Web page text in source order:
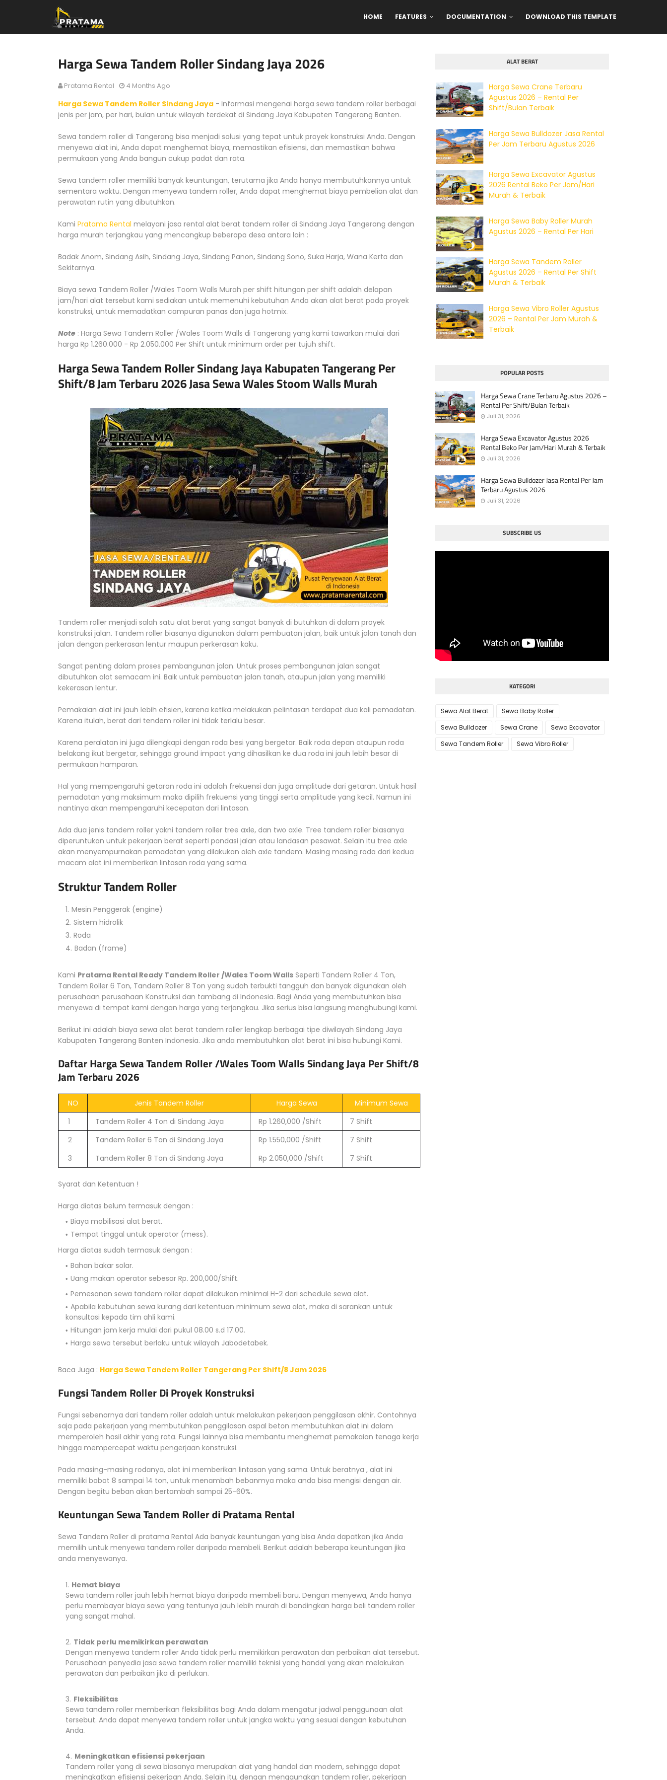
HOME FEATURES DOCUMENTATION DOWNLOAD THIS TEMPLATE
Harga Sewa Tandem Roller Sindang Jaya 2026
Pratama Rental 4 Months Ago
Harga Sewa Tandem Roller Sindang Jaya - Informasi mengenai harga sewa tandem roller berbagai
jenis per jam, per hari, bulan untuk wilayah terdekat di Sindang Jaya Kabupaten Tangerang Banten.
Sewa tandem roller di Tangerang bisa menjadi solusi yang tepat untuk proyek konstruksi Anda. Dengan
menyewa alat ini, Anda dapat menghemat biaya, memastikan efisiensi, dan memastikan bahwa
permukaan yang Anda bangun cukup padat dan rata.
Sewa tandem roller memiliki banyak keuntungan, terutama jika Anda hanya membutuhkannya untuk
sementara waktu. Dengan menyewa tandem roller, Anda dapat menghemat biaya pembelian alat dan
perawatan rutin yang dibutuhkan.
Kami Pratama Rental melayani jasa rental alat berat tandem roller di Sindang Jaya Tangerang dengan
harga murah terjangkau yang mencangkup beberapa desa antara lain :
Badak Anom, Sindang Asih, Sindang Jaya, Sindang Panon, Sindang Sono, Suka Harja, Wana Kerta dan
Sekitarnya.
Biaya sewa Tandem Roller /Wales Toom Walls Murah per shift hitungan per shift adalah delapan
jam/hari alat tersebut kami sediakan untuk memenuhi kebutuhan Anda akan alat berat pada proyek
konstruksi, untuk memadatkan campuran panas dan juga hotmix.
Note : Harga Sewa Tandem Roller /Wales Toom Walls di Tangerang yang kami tawarkan mulai dari
harga Rp 1.260.000 - Rp 2.050.000 Per Shift untuk minimum order per tujuh shift.
Harga Sewa Tandem Roller Sindang Jaya Kabupaten Tangerang Per
Shift/8 Jam Terbaru 2026 Jasa Sewa Wales Stoom Walls Murah
Tandem roller menjadi salah satu alat berat yang sangat banyak di butuhkan di dalam proyek
konstruksi jalan. Tandem roller biasanya digunakan dalam pembuatan jalan, baik untuk jalan tanah dan
jalan dengan perkerasan lentur maupun perkerasan kaku.
Sangat penting dalam proses pembangunan jalan. Untuk proses pembangunan jalan sangat
dibutuhkan alat semacam ini. Baik untuk pembuatan jalan tanah, ataupun jalan yang memiliki
kekerasan lentur.
Pemakaian alat ini jauh lebih efisien, karena ketika melakukan pelintasan terdapat dua kali pemadatan.
Karena itulah, berat dari tendem roller ini tidak terlalu besar.
Karena peralatan ini juga dilengkapi dengan roda besi yang bergetar. Baik roda depan ataupun roda
belakang ikut bergetar, sehingga ground impact yang dihasilkan ke dua roda ini jauh lebih besar di
permukaan hamparan.
Hal yang mempengaruhi getaran roda ini adalah frekuensi dan juga amplitude dari getaran. Untuk hasil
pemadatan yang maksimum maka dipilih frekuensi yang tinggi serta amplitude yang kecil. Namun ini
nantinya akan mempengaruhi kecepatan dari lintasan.
Ada dua jenis tandem roller yakni tandem roller tree axle, dan two axle. Tree tandem roller biasanya
diperuntukan untuk pekerjaan berat seperti pondasi jalan atau landasan pesawat. Selain itu tree axle
akan menyempurnakan pemadatan yang dilakukan oleh axle tandem. Masing masing roda dari kedua
macam alat ini memberikan lintasan roda yang sama.
Struktur Tandem Roller
Mesin Penggerak (engine)
Sistem hidrolik
Roda
Badan (frame)
Kami Pratama Rental Ready Tandem Roller /Wales Toom Walls Seperti Tandem Roller 4 Ton,
Tandem Roller 6 Ton, Tandem Roller 8 Ton yang sudah terbukti tangguh dan banyak digunakan oleh
perusahaan perusahaan Konstruksi dan tambang di Indonesia. Bagi Anda yang membutuhkan bisa
menyewa di tempat kami dengan harga yang terjangkau. Jika serius bisa langsung menghubungi kami.
Berikut ini adalah biaya sewa alat berat tandem roller lengkap berbagai tipe diwilayah Sindang Jaya
Kabupaten Tangerang Banten Indonesia. Jika anda membutuhkan alat berat ini bisa hubungi Kami.
Daftar Harga Sewa Tandem Roller /Wales Toom Walls Sindang Jaya Per Shift/8
Jam Terbaru 2026
NO Jenis Tandem Roller Harga Sewa
Minimum Sewa
1
Tandem Roller 4 Ton di Sindang Jaya Rp 1.260,000 /Shift
7 Shift
2
Tandem Roller 6 Ton di Sindang Jaya Rp 1.550,000 /Shift
7 Shift
3
Tandem Roller 8 Ton di Sindang Jaya Rp 2.050,000 /Shift 7 Shift
Syarat dan Ketentuan !
Harga diatas belum termasuk dengan :
Biaya mobilisasi alat berat.
Tempat tinggal untuk operator (mess).
Harga diatas sudah termasuk dengan :
Bahan bakar solar.
Uang makan operator sebesar Rp. 200,000/Shift.
Pemesanan sewa tandem roller dapat dilakukan minimal H-2 dari schedule sewa alat.
Apabila kebutuhan sewa kurang dari ketentuan minimum sewa alat, maka di sarankan untuk
konsultasi kepada tim ahli kami.
Hitungan jam kerja mulai dari pukul 08.00 s.d 17.00.
Harga sewa tersebut berlaku untuk wilayah Jabodetabek.
Baca Juga : Harga Sewa Tandem Roller Tangerang Per Shift/8 Jam 2026
Fungsi Tandem Roller Di Proyek Konstruksi
Fungsi sebenarnya dari tandem roller adalah untuk melakukan pekerjaan penggilasan akhir. Contohnya
saja pada pekerjaan yang membutuhkan penggilasan aspal beton membutuhkan alat ini dalam
memperoleh hasil akhir yang rata. Fungsi lainnya bisa membantu menghemat pemakaian tenaga kerja
hingga mempercepat waktu pengerjaan konstruksi.
Pada masing-masing rodanya, alat ini memberikan lintasan yang sama. Untuk beratnya , alat ini
memiliki bobot 8 sampai 14 ton, untuk menambah bebanmya maka anda bisa mengisi dengan air.
Dengan begitu beban akan bertambah sampai 25-60%.
Keuntungan Sewa Tandem Roller di Pratama Rental
Sewa Tandem Roller di pratama Rental Ada banyak keuntungan yang bisa Anda dapatkan jika Anda
memilih untuk menyewa tandem roller daripada membeli. Berikut adalah beberapa keuntungan jika
anda menyewanya.
Hemat biaya
Sewa tandem roller jauh lebih hemat biaya daripada membeli baru. Dengan menyewa, Anda hanya
perlu membayar biaya sewa yang tentunya jauh lebih murah di bandingkan harga beli tandem roller
yang sangat mahal.
Tidak perlu memikirkan perawatan
Dengan menyewa tandem roller Anda tidak perlu memikirkan perawatan dan perbaikan alat tersebut.
Perusahaan penyedia jasa sewa tandem roller memiliki teknisi yang handal yang akan melakukan
perawatan dan perbaikan jika di perlukan.
Fleksibilitas
Sewa tandem roller memberikan fleksibilitas bagi Anda dalam mengatur jadwal penggunaan alat
tersebut. Anda dapat menyewa tandem roller untuk jangka waktu yang sesuai dengan kebutuhan
Anda.
Meningkatkan efisiensi pekerjaan
Tandem roller yang di sewa biasanya merupakan alat yang handal dan modern, sehingga dapat
meningkatkan efisiensi pekerjaan Anda. Selain itu, dengan menggunakan tandem roller, pekerjaan
ALAT BERAT
Harga Sewa Crane Terbaru
Agustus 2026 – Rental Per
Shift/Bulan Terbaik
Harga Sewa Bulldozer Jasa Rental
Per Jam Terbaru Agustus 2026
Harga Sewa Excavator Agustus
2026 Rental Beko Per Jam/Hari
Murah & Terbaik
Harga Sewa Baby Roller Murah
Agustus 2026 – Rental Per Hari
Harga Sewa Tandem Roller
Agustus 2026 – Rental Per Shift
Murah & Terbaik
Harga Sewa Vibro Roller Agustus
2026 – Rental Per Jam Murah &
Terbaik
POPULAR POSTS
Harga Sewa Crane Terbaru Agustus 2026 –
Rental Per Shift/Bulan Terbaik
Juli 31, 2026
Harga Sewa Excavator Agustus 2026
Rental Beko Per Jam/Hari Murah & Terbaik
Juli 31, 2026
Harga Sewa Bulldozer Jasa Rental Per Jam
Terbaru Agustus 2026
Juli 31, 2026
SUBSCRIBE US
KATEGORI
Sewa Alat Berat
Sewa Baby Roller
Sewa Bulldozer
Sewa Crane
Sewa Excavator
Sewa Tandem Roller
Sewa Vibro Roller